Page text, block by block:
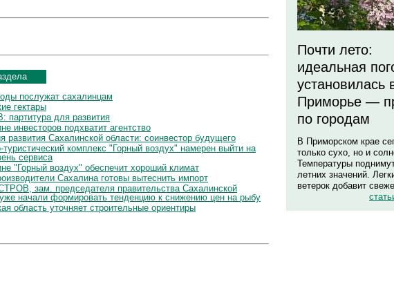
послужат сахалинцам
гектары
для развития
инвесторов подхватит агентство
развития Сахалинской области: соинвестор будущего
туристический комплекс "Горный воздух" намерен выйти на
сервиса
"Горный воздух" обеспечит хороший климат
Сахалина готовы вытеснить импорт
зам. председателя правительства Сахалинской
начали формировать тенденцию к снижению цен на рыбу
область уточняет строительные ориентиры
Почти лето:
идеальная
установилась
Приморье —
по городам
В Приморском крае
только сухо, но и
Температуры
летних значений.
ветерок добавит